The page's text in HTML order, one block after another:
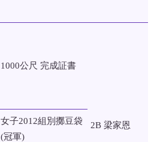
1000公尺 完成証書
2B 梁家恩
女子2012組別擲豆袋
(冠軍)